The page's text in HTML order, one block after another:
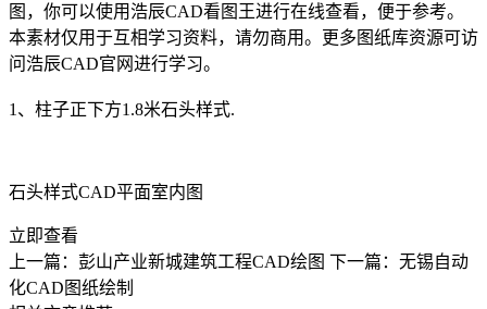
图，你可以使用浩辰CAD看图王进行在线查看，便于参考。
本素材仅用于互相学习资料，请勿商用。更多图纸库资源可访
问浩辰CAD官网进行学习。
1、柱子正下方1.8米石头样式.
石头样式CAD平面室内图
立即查看
上一篇：彭山产业新城建筑工程CAD绘图 下一篇：无锡自动
化CAD图纸绘制